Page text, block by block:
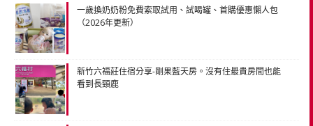
一歲換奶奶粉免費索取試用、試喝罐、首購優惠懶人包
（2026年更新）
新竹六福莊住宿分享-剛果藍天房。沒有住最貴房間也能
看到長頸鹿